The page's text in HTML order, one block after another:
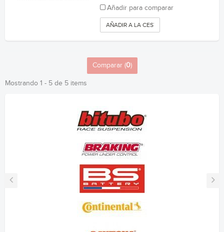
Añadir para comparar
AÑADIR A LA CESTA
Comparar (0)
Mostrando 1 - 5 de 5 items